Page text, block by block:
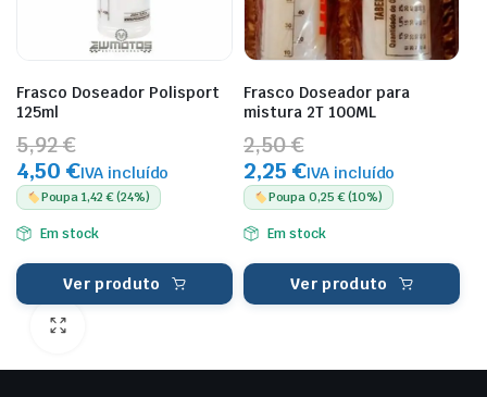
Frasco Doseador Polisport
125ml
5,92 €
4,50 €IVA incluído
Poupa 1,42 € (24%)
Em stock
Ver produto
Frasco Doseador para
mistura 2T 100ML
2,50 €
2,25 €IVA incluído
Poupa 0,25 € (10%)
Em stock
Ver produto